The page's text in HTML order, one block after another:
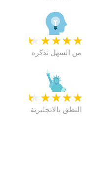
★
★
★
★
★
من السهل تذكره
★
★
★
★
★
النطق بالانجليزية